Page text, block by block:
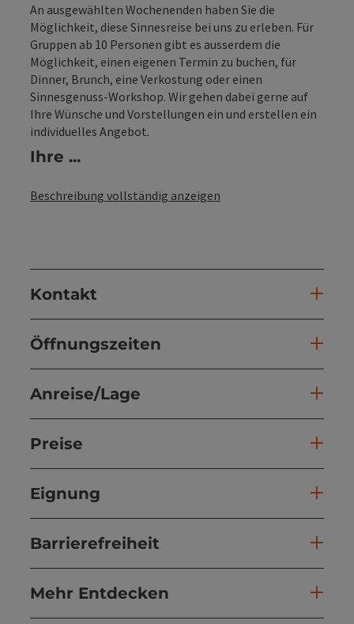
An ausgewählten Wochenenden haben Sie die
Möglichkeit, diese Sinnesreise bei uns zu erleben. Für
Gruppen ab 10 Personen gibt es ausserdem die
Möglichkeit, einen eigenen Termin zu buchen, für
Dinner, Brunch, eine Verkostung oder einen
Sinnesgenuss-Workshop. Wir gehen dabei gerne auf
Ihre Wünsche und Vorstellungen ein und erstellen ein
individuelles Angebot.
Ihre ...
Beschreibung vollständig anzeigen
Kontakt
Öffnungszeiten
Anreise/Lage
Preise
Eignung
Barrierefreiheit
Mehr Entdecken